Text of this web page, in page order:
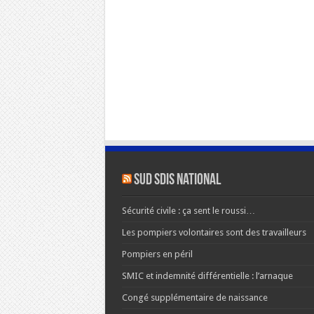
SUD SDIS national
Sécurité civile : ça sent le roussi…
Les pompiers volontaires sont des travailleurs
Pompiers en péril
SMIC et indemnité différentielle : l’arnaque
Congé supplémentaire de naissance